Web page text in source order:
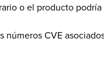
o el producto
números CVE